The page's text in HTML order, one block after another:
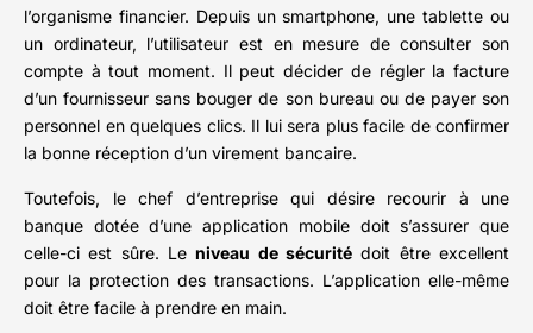
l’organisme financier. Depuis un smartphone, une tablette ou
un ordinateur, l’utilisateur est en mesure de consulter son
compte à tout moment. Il peut décider de régler la facture
d’un fournisseur sans bouger de son bureau ou de payer son
personnel en quelques clics. Il lui sera plus facile de confirmer
la bonne réception d’un virement bancaire.
Toutefois, le chef d’entreprise qui désire recourir à une
banque dotée d’une application mobile doit s’assurer que
celle-ci est sûre. Leniveau de sécurité doit être excellent
pour la protection des transactions. L’application elle-même
doit être facile à prendre en main.